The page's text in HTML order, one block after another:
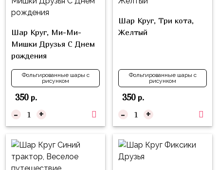
Шар Круг, Ми-Ми-
Мишки Друзья С Днем
рождения
Фольгированные шары с
рисунком
350р.
- +
Шар Круг, Три кота,
Желтый
Фольгированные шары с
рисунком
350р.
- +
Товары
праздника
Сервировка
Свечи
Бумажный
декор
Колпачки,
Гудки
Мамы,
Бабушки
Для
Папы,
Дедушки
Тропики
Космос
Единороги